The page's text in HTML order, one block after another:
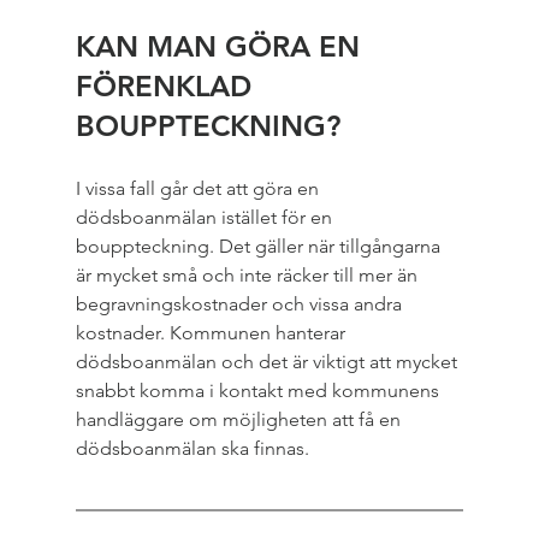
KAN MAN GÖRA EN
FÖRENKLAD
BOUPPTECKNING?
I vissa fall går det att göra en
dödsboanmälan istället för en
bouppteckning. Det gäller när tillgångarna
är mycket små och inte räcker till mer än
begravningskostnader och vissa andra
kostnader. Kommunen hanterar
dödsboanmälan och det är viktigt att mycket
snabbt komma i kontakt med kommunens
handläggare om möjligheten att få en
dödsboanmälan ska finnas.